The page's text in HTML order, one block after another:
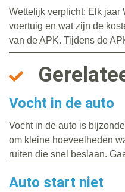
Wettelijk verplicht: Elk jaar
voertuig en wat zijn de
van de APK. Tijdens de
Vocht in de auto
Vocht in de auto is
om kleine hoeveelheden
ruiten die snel beslaan.
Auto start niet